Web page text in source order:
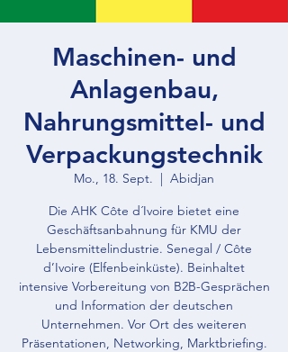
Maschinen- und
Anlagenbau,
Nahrungsmittel- und
Verpackungstechnik
Mo., 18. Sept.
  |
Abidjan
Die AHK Côte d´Ivoire bietet eine
Geschäftsanbahnung für KMU der
Lebensmittelindustrie. Senegal / Côte
d’Ivoire (Elfenbeinküste). Beinhaltet
intensive Vorbereitung von B2B-Gesprächen
und Information der deutschen
Unternehmen. Vor Ort des weiteren
Präsentationen, Networking, Marktbriefing.